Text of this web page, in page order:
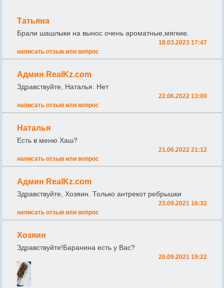
Татьяна
Брали шашлыки на вынос очень ароматные,мягкие.
18.03.2023 17:47
написать отзыв или вопрос
Админ RealKz.com
Здравствуйте, Наталья. Нет
22.06.2022 13:00
написать отзыв или вопрос
Наталья
Есть в меню Хаш?
21.06.2022 21:12
написать отзыв или вопрос
Админ RealKz.com
Здравствуйте, Хозяин. Только антрекот ребрышки
23.09.2021 16:32
написать отзыв или вопрос
Хозяин
Здравствуйте!Баранина есть у Вас?
20.09.2021 19:22